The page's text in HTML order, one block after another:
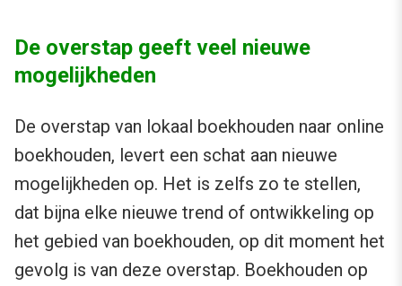
De overstap geeft veel nieuwe
mogelijkheden
De overstap van lokaal boekhouden naar online
boekhouden, levert een schat aan nieuwe
mogelijkheden op. Het is zelfs zo te stellen,
dat bijna elke nieuwe trend of ontwikkeling op
het gebied van boekhouden, op dit moment het
gevolg is van deze overstap. Boekhouden op